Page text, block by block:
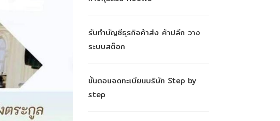
รับทำบัญชีธุรกิจค้าส่ง ค้าปลีก วาง
ระบบสต๊อก
ขั้นตอนจดทะเบียนบริษัท Step by
step